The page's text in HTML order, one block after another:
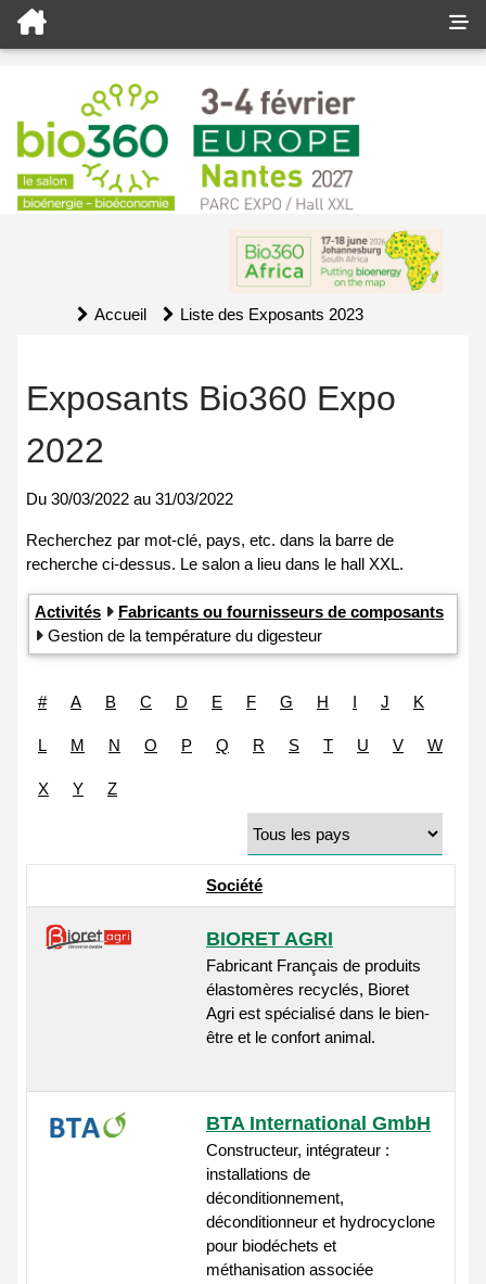
Accueil Liste des Exposants 2023
Exposants Bio360 Expo
2022
Du 30/03/2022 au 31/03/2022
Activités
Fabricants ou fournisseurs de composants
Gestion de la température du digesteur
# A B C D E F G H I J K
L M N O P Q R S T U V W
X Y Z
Société
BIORET AGRI
Fabricant Français de produits
élastomères recyclés, Bioret
Agri est spécialisé dans le bien-
être et le confort animal.
BTA International GmbH
Constructeur, intégrateur :
installations de
déconditionnement,
déconditionneur et hydrocyclone
pour biodéchets et
méthanisation associée